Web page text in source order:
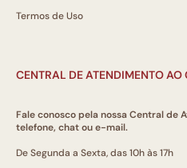
Termos de Uso
CENTRAL DE ATENDIMENTO AO
Fale conosco pela nossa Central de
telefone, chat ou e-mail.
De Segunda a Sexta, das 10h às 17h